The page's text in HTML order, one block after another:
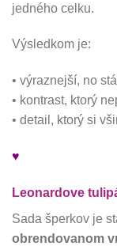
jedného celku.
Výsledkom je:
• výraznejší, no
• kontrast, ktorý
• detail, ktorý si
♥
Leonardove
Sada šperkov je
obrendovanom